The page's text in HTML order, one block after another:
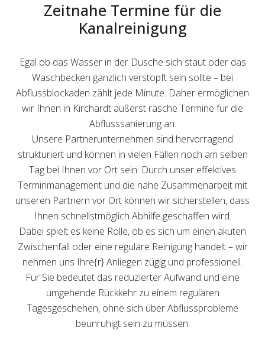
Zeitnahe Termine für die
Kanalreinigung
Egal ob das Wasser in der Dusche sich staut oder das
Waschbecken gänzlich verstopft sein sollte – bei
Abflussblockaden zählt jede Minute. Daher ermöglichen
wir Ihnen in Kirchardt äußerst rasche Termine für die
Abflusssanierung an.
Unsere Partnerunternehmen sind hervorragend
strukturiert und können in vielen Fällen noch am selben
Tag bei Ihnen vor Ort sein. Durch unser effektives
Terminmanagement und die nahe Zusammenarbeit mit
unseren Partnern vor Ort können wir sicherstellen, dass
Ihnen schnellstmöglich Abhilfe geschaffen wird.
Dabei spielt es keine Rolle, ob es sich um einen akuten
Zwischenfall oder eine reguläre Reinigung handelt – wir
nehmen uns Ihre{r} Anliegen zügig und professionell.
Für Sie bedeutet das reduzierter Aufwand und eine
umgehende Rückkehr zu einem regulären
Tagesgeschehen, ohne sich über Abflussprobleme
beunruhigt sein zu müssen.